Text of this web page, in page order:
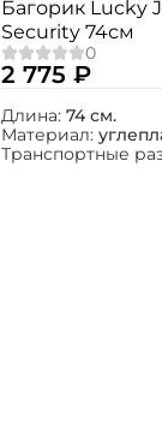
Багорик Lucky
Security 74см
2 775 ₽
Длина: 74 см.
Материал:
Транспортные